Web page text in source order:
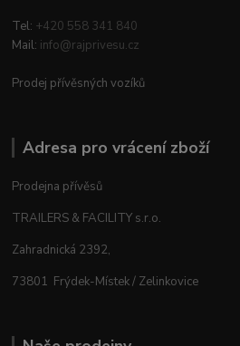
Tel: +420 558 341 840
Mail: info@rajprivesu.cz
Prodej přívěsných vozíků
Adresa pro vrácení zboží
Prodejna přívěsů
TRAILERS & FACILITY s.r.o.
Zahradnická 2392,
73801 Frýdek-Místek / Zelinkovice